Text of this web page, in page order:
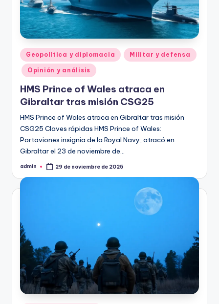
Publicado
en
Geopolítica y diplomacia Militar y defensa
Opinión y análisis
HMS Prince of Wales atraca en
Gibraltar tras misión CSG25
HMS Prince of Wales atraca en Gibraltar tras misión
CSG25 Claves rápidas HMS Prince of Wales:
Portaviones insignia de la Royal Navy, atracó en
Gibraltar el 23 de noviembre de…
Publicado
admin 29 de noviembre de 2025